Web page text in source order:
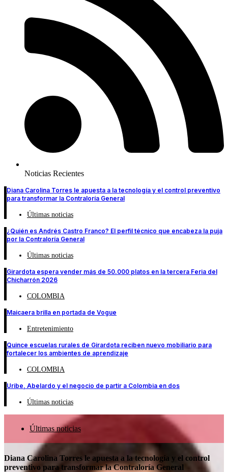
Noticias Recientes
Diana Carolina Torres le apuesta a la tecnología y el control preventivo
para transformar la Contraloría General
Últimas noticias
¿Quién es Andrés Castro Franco? El perfil técnico que encabeza la puja
por la Contraloría General
Últimas noticias
Girardota espera vender más de 50.000 platos en la tercera Feria del
Chicharrón 2026
COLOMBIA
Maicaera brilla en portada de Vogue
Entretenimiento
Quince escuelas rurales de Girardota reciben nuevo mobiliario para
fortalecer los ambientes de aprendizaje
COLOMBIA
Uribe, Abelardo y el negocio de partir a Colombia en dos
Últimas noticias
Últimas noticias
Diana Carolina Torres le apuesta a la tecnología y el control
preventivo para transformar la Contraloría General